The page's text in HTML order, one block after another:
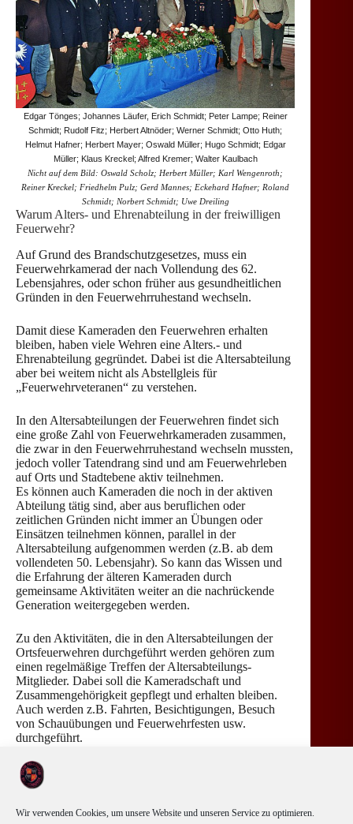
Wir verwenden Cookies, um unsere Website und unseren Service zu optimieren.
Edgar Tönges; Johannes Läufer, Erich Schmidt; Peter Lampe; Reiner
Schmidt; Rudolf Fitz; Herbert Altnöder; Werner Schmidt; Otto Huth;
Helmut Hafner; Herbert Mayer; Oswald Müller; Hugo Schmidt; Edgar
Müller; Klaus Kreckel; Alfred Kremer; Walter Kaulbach
Nicht auf dem Bild: Oswald Scholz; Herbert Müller; Karl Wengenroth;
Reiner Kreckel; Friedhelm Pulz; Gerd Mannes; Eckehard Hafner; Roland
Schmidt; Norbert Schmidt; Uwe Dreiling
Warum Alters- und Ehrenabteilung in der freiwilligen
Feuerwehr?
Auf Grund des Brandschutzgesetzes, muss ein
Feuerwehrkamerad der nach Vollendung des 62.
Lebensjahres, oder schon früher aus gesundheitlichen
Gründen in den Feuerwehrruhestand wechseln.
Damit diese Kameraden den Feuerwehren erhalten
bleiben, haben viele Wehren eine Alters.- und
Ehrenabteilung gegründet. Dabei ist die Altersabteilung
aber bei weitem nicht als Abstellgleis für
„Feuerwehrveteranen“ zu verstehen.
In den Altersabteilungen der Feuerwehren findet sich
eine große Zahl von Feuerwehrkameraden zusammen,
die zwar in den Feuerwehrruhestand wechseln mussten,
jedoch voller Tatendrang sind und am Feuerwehrleben
auf Orts und Stadtebene aktiv teilnehmen.
Es können auch Kameraden die noch in der aktiven
Abteilung tätig sind, aber aus beruflichen oder
zeitlichen Gründen nicht immer an Übungen oder
Einsätzen teilnehmen können, parallel in der
Altersabteilung aufgenommen werden (z.B. ab dem
vollendeten 50. Lebensjahr). So kann das Wissen und
die Erfahrung der älteren Kameraden durch
gemeinsame Aktivitäten weiter an die nachrückende
Generation weitergegeben werden.
Zu den Aktivitäten, die in den Altersabteilungen der
Ortsfeuerwehren durchgeführt werden gehören zum
einen regelmäßige Treffen der Altersabteilungs-
Mitglieder. Dabei soll die Kameradschaft und
Zusammengehörigkeit gepflegt und erhalten bleiben.
Auch werden z.B. Fahrten, Besichtigungen, Besuch
von Schauübungen und Feuerwehrfesten usw.
durchgeführt.
Ohne Kameradschaft, ist in der Feuerwehr undenkbar.
Wo zwei Mann zum Innenangriff in ein brennendes
den anderen verlassen können. Das ist keine Frage der